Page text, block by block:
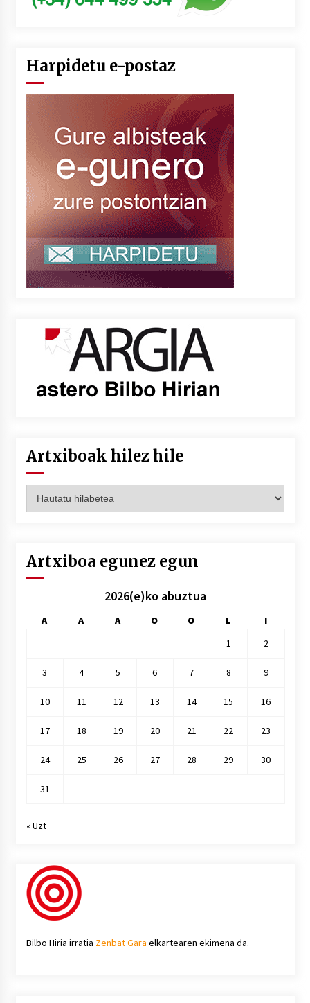
Harpidetu e-postaz
Artxiboak hilez hile
hilez
Artxiboa egunez egun
2026(e)ko abuztua
A A A O O L
I
1
2
3 4 5 6 7 8 9
10 11 12 13 14 15 16
17 18 19 20 21 22 23
24 25 26 27 28 29 30
31
« Uzt
Bilbo Hiria irratia Zenbat Gara elkartearen ekimena da.